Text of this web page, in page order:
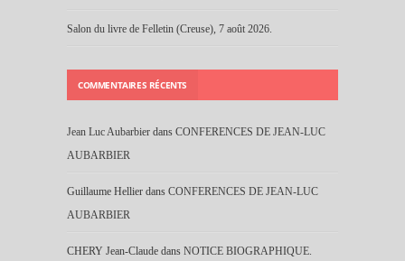
Salon du livre de Felletin (Creuse), 7 août 2026.
COMMENTAIRES RÉCENTS
Jean Luc Aubarbier dans CONFERENCES DE JEAN-LUC
AUBARBIER
Guillaume Hellier dans CONFERENCES DE JEAN-LUC
AUBARBIER
CHERY Jean-Claude dans NOTICE BIOGRAPHIQUE.